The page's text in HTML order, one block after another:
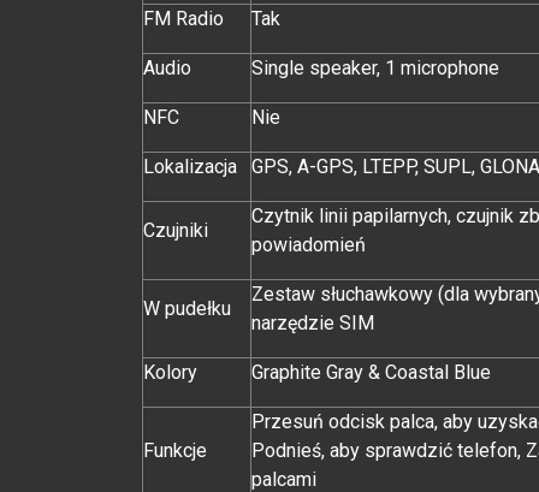
FM Radio Tak
Audio Single speaker, 1 microphone
NFC Nie
Lokalizacja GPS, A-GPS, LTEPP, SUPL,
Czujniki
Czytnik linii papilarnych, czujnik
powiadomień
W pudełku
Zestaw słuchawkowy (dla
narzędzie SIM
Kolory Graphite Gray & Coastal Blue
Funkcje
Przesuń odcisk palca, aby
Podnieś, aby sprawdzić telefon,
palcami